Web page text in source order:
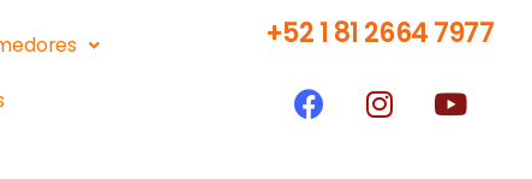
+52 1 81 2664 7977